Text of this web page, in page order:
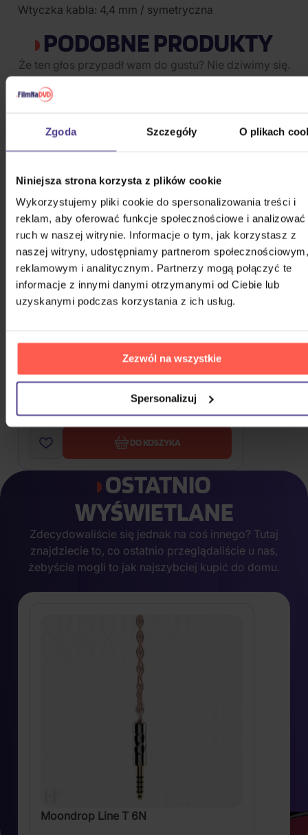
Zgoda Szczegóły O plikach
Niniejsza strona korzysta z plików cookie
Wykorzystujemy pliki cookie do spersonalizowania treści i
reklam, aby oferować funkcje społecznościowe i analizować
ruch w naszej witrynie. Informacje o tym, jak korzystasz z
naszej witryny, udostępniamy partnerom społecznościowym,
reklamowym i analitycznym. Partnerzy mogą połączyć te
informacje z innymi danymi otrzymanymi od Ciebie lub
uzyskanymi podczas korzystania z ich usług.
Zezwól na wszystkie
Spersonalizuj
Wtyczka kabla: 4,4 mm / symetryczna
PODOBNE PRODUKTY
Że ten głos przypadł wam do gustu? Nie dziwimy się.
Sprawdźcie, co jeszcze możecie sobie pozwolić.
Na magazynie 8,80 zł
DO KOSZYKA
OSTATNIO
WYŚWIETLANE
Zdecydowaliście się jednak na coś innego? Tutaj
znajdziecie to, co ostatnio przeglądaliście u nas,
żebyście mogli to jak najszybciej kupić do domu.
Moondrop Line T 6N